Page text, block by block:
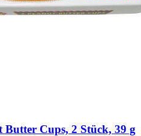
Butter Cups, 2 Stück, 39 g